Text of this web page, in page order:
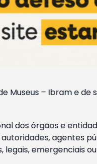
Museus – Ibram e
dos órgãos e
agentes
emergenciais